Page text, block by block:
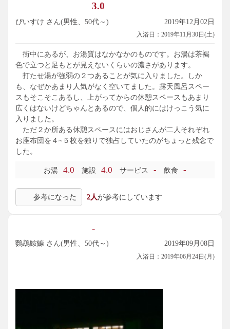
3.0
ぴいすけ さん(男性、50代～) 2019年12月02日
入浴日：2019年11月30日(土)
街中にあるが、お湯質はなかなかのものです。お湯は茶褐
色で立つと足もとが見えないくらいの濃さがあります。
打たせ湯が強弱の２つあることが気に入りました。しか
も、なぜかあまり人気がなく空いてました。露天風呂スペー
スもそこそこあるし、上がってからの休憩スペースもあまり
広くはないけどちゃんとあるので、個人的にはけっこう気に
入りました。
ただ２か所ある休憩スペースにはおじさんが二人それぞれ
お座布団を４~５枚を独りで独占していたのがちょっと残念で
した。
お湯 4.0 施設 4.0 サービス - 飲食 -
参考になった 2人が参考にしています
-
鸚鵡鮟鱇 さん(男性、50代～) 2019年09月08日
入浴日：2019年06月24日(月)